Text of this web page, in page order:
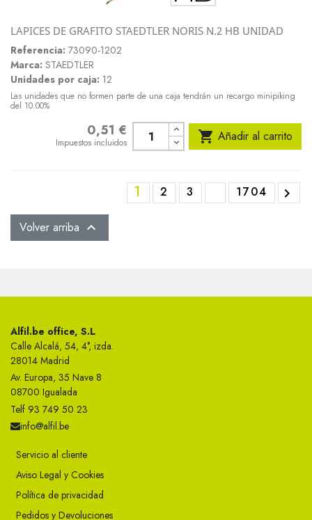
LAPICES DE GRAFITO STAEDTLER NORIS N.2 HB UNIDAD
Referencia: 73090-1202
Marca: STAEDTLER
Unidades por caja: 12
Las unidades que no formen parte de una caja tendrán un recargo minipiking
del 10.00%
0,51 €
Impuestos incluidos  Añadir al carrito
1 2 3 1704 
Volver arriba 
Alfil.be office, S.L
Calle Alcalá, 54, 4°, izda.
28014 Madrid
Av. Europa, 35 Nave 8
08700 Igualada
Telf 93 749 50 23
info@alfil.be
Servicio al cliente
Aviso Legal y Cookies
Política de privacidad
Pedidos y Devoluciones